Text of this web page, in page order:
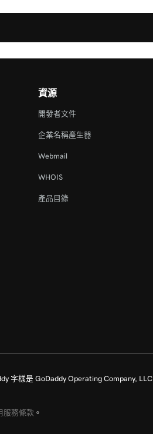
資源
開發者文件
企業名稱產生器
Webmail
WHOIS
產品目錄
字樣是 GoDaddy Operating Company,
服務條款 。